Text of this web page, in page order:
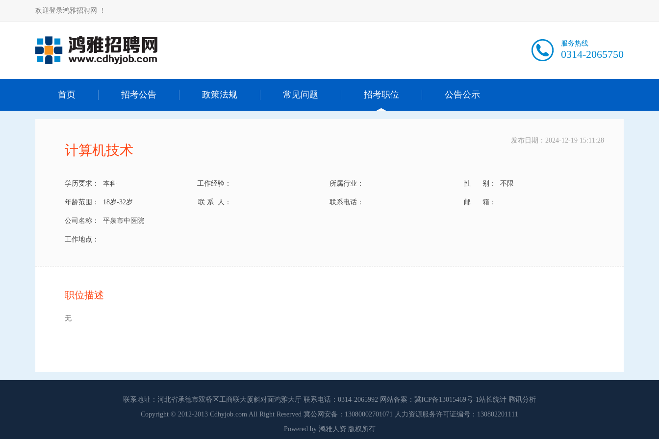
欢迎登录鸿雅招聘网 ！
服务热线
0314-2065750
首页 招考公告 政策法规 常见问题 招考职位 公告公示
发布日期：2024-12-19 15:11:28
计算机技术
学历要求： 本科 工作经验： 所属行业： 性 别： 不限
年龄范围： 18岁-32岁 联 系 人： 联系电话： 邮 箱：
公司名称： 平泉市中医院
工作地点：
职位描述
无
联系地址：河北省承德市双桥区工商联大厦斜对面鸿雅大厅 联系电话：0314-2065992 网站备案：冀ICP备13015469号-1站长统计 腾讯分析
Copyright © 2012-2013 Cdhyjob.com All Right Reserved 冀公网安备：13080002701071 人力资源服务许可证编号：130802201111
Powered by 鸿雅人资 版权所有